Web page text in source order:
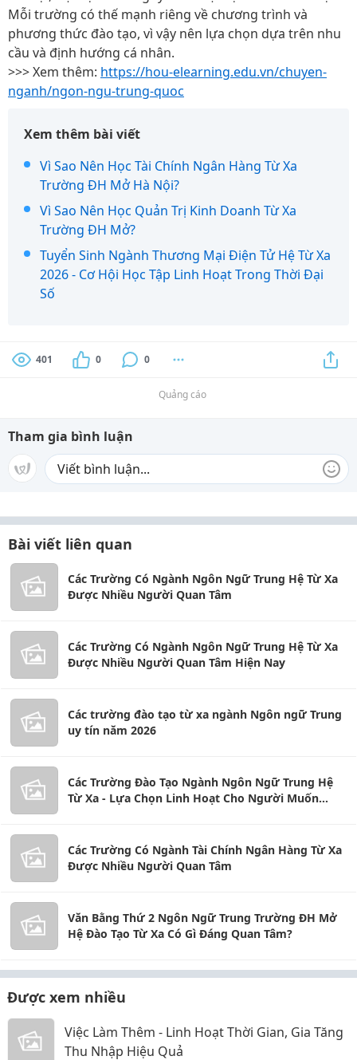
Mỗi trường có thế mạnh riêng về chương trình và
phương thức đào tạo, vì vậy nên lựa chọn dựa trên nhu
cầu và định hướng cá nhân.
>>> Xem thêm: https://hou-elearning.edu.vn/chuyen-
nganh/ngon-ngu-trung-quoc
Xem thêm bài viết
Vì Sao Nên Học Tài Chính Ngân Hàng Từ Xa
Trường ĐH Mở Hà Nội?
Vì Sao Nên Học Quản Trị Kinh Doanh Từ Xa
Trường ĐH Mở?
Tuyển Sinh Ngành Thương Mại Điện Tử Hệ Từ Xa
2026 - Cơ Hội Học Tập Linh Hoạt Trong Thời Đại
Số
401 0 0
Quảng cáo
Tham gia bình luận
Bài viết liên quan
Các Trường Có Ngành Ngôn Ngữ Trung Hệ Từ Xa
Được Nhiều Người Quan Tâm
Các Trường Có Ngành Ngôn Ngữ Trung Hệ Từ Xa
Được Nhiều Người Quan Tâm Hiện Nay
Các trường đào tạo từ xa ngành Ngôn ngữ Trung
uy tín năm 2026
Các Trường Đào Tạo Ngành Ngôn Ngữ Trung Hệ
Từ Xa - Lựa Chọn Linh Hoạt Cho Người Muốn
Các Trường Có Ngành Tài Chính Ngân Hàng Từ Xa
Được Nhiều Người Quan Tâm
Văn Bằng Thứ 2 Ngôn Ngữ Trung Trường ĐH Mở
Hệ Đào Tạo Từ Xa Có Gì Đáng Quan Tâm?
Được xem nhiều
Việc Làm Thêm - Linh Hoạt Thời Gian, Gia Tăng
Thu Nhập Hiệu Quả